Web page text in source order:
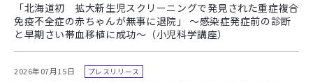
「北海道初 拡大新生児スクリーニングで発見された重症複合
免疫不全症の赤ちゃんが無事に退院」 ～感染症発症前の診断
と早期さい帯血移植に成功～（小児科学講座）
2026年07月15日 プレスリリース